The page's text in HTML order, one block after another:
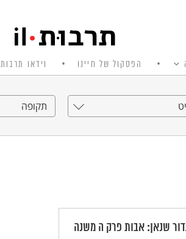
הפסקול של חיינו וידאו תרבות
תקופה
שנאן: אבות פרק ה משנה